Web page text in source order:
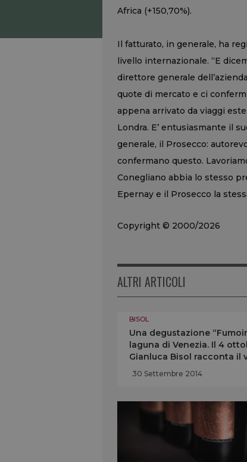
Africa (+150,70%).
Il fatturato, in generale, ha
livello internazionale. “E
direttore generale
quote di mercato e ci
appena arrivato da viaggi
Londra. E’ entusiasmante il
generale, il Prosecco:
confermano questo.
Conegliano abbia lo stesso
Epernay e il Prosecco la
Copyright © 2000/2026
ALTRI ARTICOLI
BISOL
Una degustazione
laguna di Venezia. Il 4
Gianluca Bisol racconta il
cioccolato
30 Settembre 2014